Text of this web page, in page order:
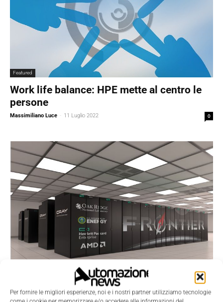
Per fornire le migliori esperienze, noi e i nostri partner utilizziamo tecnologie
Featured
Work life balance: HPE mette al centro le
persone
Massimiliano Luce - 11 Luglio 2022 0
Featured